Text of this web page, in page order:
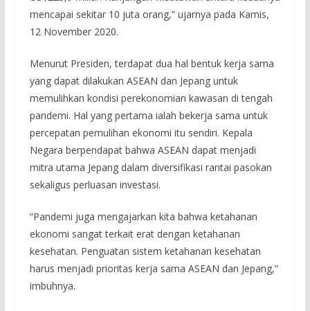
mencapai sekitar 10 juta orang,” ujarnya pada Kamis,
12 November 2020.
Menurut Presiden, terdapat dua hal bentuk kerja sama
yang dapat dilakukan ASEAN dan Jepang untuk
memulihkan kondisi perekonomian kawasan di tengah
pandemi. Hal yang pertama ialah bekerja sama untuk
percepatan pemulihan ekonomi itu sendiri. Kepala
Negara berpendapat bahwa ASEAN dapat menjadi
mitra utama Jepang dalam diversifikasi rantai pasokan
sekaligus perluasan investasi.
“Pandemi juga mengajarkan kita bahwa ketahanan
ekonomi sangat terkait erat dengan ketahanan
kesehatan. Penguatan sistem ketahanan kesehatan
harus menjadi prioritas kerja sama ASEAN dan Jepang,”
imbuhnya.